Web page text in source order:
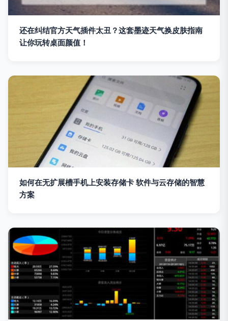
还在纠结官方天气插件太丑？这套墨迹天气换皮肤指南
让你玩转桌面颜值！
如何在无扩展槽手机上安装存储卡 软件与云存储的智慧
方案